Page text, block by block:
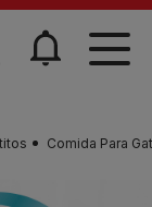
Comida Para